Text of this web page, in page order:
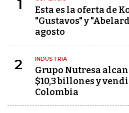
1
Esta es la oferta de
"Gustavos" y
agosto
2 INDUSTRIA
Grupo Nutresa
$10,3 billones y
Colombia